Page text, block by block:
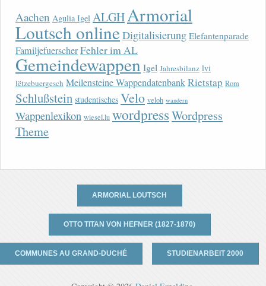
Aachen Agulia Igel ALGHArmorial
Loutsch onlineDigitalisierung Elefantenparade
FamiljefuerscherFehler im AL
Gemeindewappen Igel Jahresbilanz lvi
lëtzebuergesch Meilensteine WappendatenbankRietstap Rom
Schlußstein studentisches Velo veloh wandern
Wappenlexikon wiesel.lu wordpressWordpress
Theme
ARMORIAL LOUTSCH
OTTO TITAN VON HEFNER (1827-1870)
COMMUNES AU GRAND-DUCHÉ STUDIENARBEIT 2000